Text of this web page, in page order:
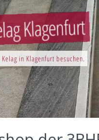
in Klagenfurt besuchen.
Klagenfurt